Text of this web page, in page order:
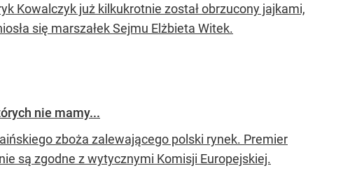
Kowalczyk już kilkukrotnie został obrzucony jajkami,
się marszałek Sejmu Elżbieta Witek.
nie mamy...
zboża zalewającego polski rynek. Premier
są zgodne z wytycznymi Komisji Europejskiej.